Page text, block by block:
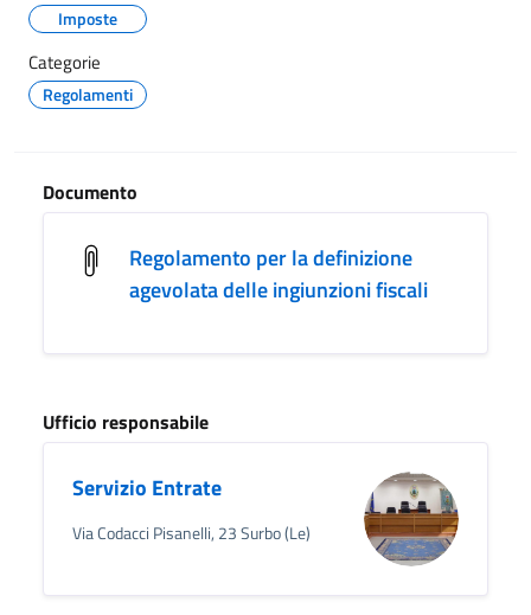
Imposte
Categorie
Regolamenti
Documento
Regolamento per la definizione
agevolata delle ingiunzioni fiscali
Ufficio responsabile
Servizio Entrate
Via Codacci Pisanelli, 23 Surbo (Le)